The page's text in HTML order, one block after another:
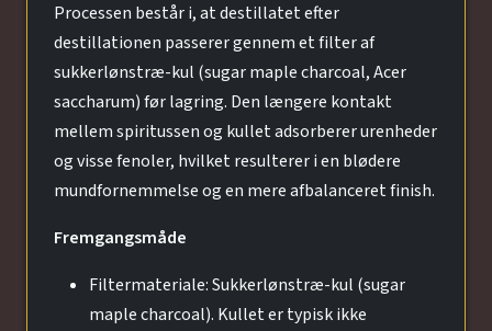
Processen består i, at destillatet efter
destillationen passerer gennem et filter af
sukkerlønstræ-kul (sugar maple charcoal, Acer
saccharum) før lagring. Den længere kontakt
mellem spiritussen og kullet adsorberer urenheder
og visse fenoler, hvilket resulterer i en blødere
mundfornemmelse og en mere afbalanceret finish.
Fremgangsmåde
Filtermateriale: Sukkerlønstræ-kul (sugar
maple charcoal). Kullet er typisk ikke